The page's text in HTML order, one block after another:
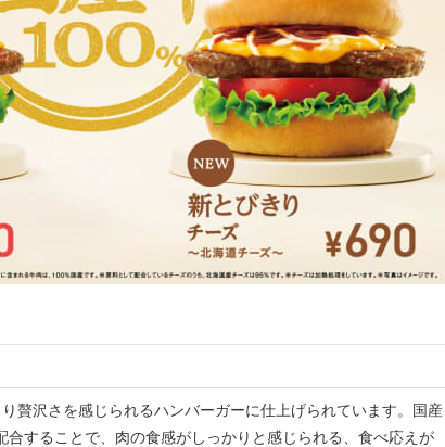
贅沢さを感じられるハンバーガーに仕上げられています。国産
することで、肉の食感がしっかりと感じられる、食べ応えが